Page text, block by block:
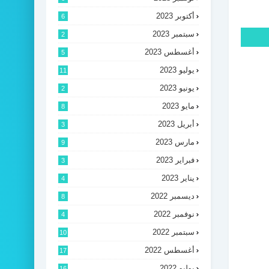
أكتوبر 2023 6
سبتمبر 2023 2
أغسطس 2023 5
يوليو 2023 11
يونيو 2023 2
مايو 2023 8
أبريل 2023 3
مارس 2023 9
فبراير 2023 3
يناير 2023 4
ديسمبر 2022 8
نوفمبر 2022 4
سبتمبر 2022 10
أغسطس 2022 17